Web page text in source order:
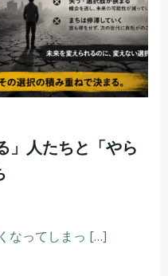
」人たちと「やら
なってしまっ […]